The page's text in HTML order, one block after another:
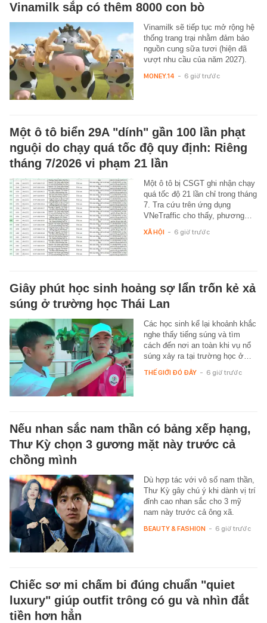
Vinamilk sắp có thêm 8000 con bò
Vinamilk sẽ tiếp tục mở rộng hệ
thống trang trại nhằm đảm bảo
nguồn cung sữa tươi (hiện đã
vượt nhu cầu của năm 2027).
MONEY.14 - 6 giờ trước
Một ô tô biển 29A "dính" gần 100 lần phạt
nguội do chạy quá tốc độ quy định: Riêng
tháng 7/2026 vi phạm 21 lần
Một ô tô bị CSGT ghi nhận chạy
quá tốc độ 21 lần chỉ trong tháng
7. Tra cứu trên ứng dụng
VNeTraffic cho thấy, phương…
XÃ HỘI - 6 giờ trước
Giây phút học sinh hoảng sợ lẩn trốn kẻ xả
súng ở trường học Thái Lan
Các học sinh kể lại khoảnh khắc
nghe thấy tiếng súng và tìm
cách đến nơi an toàn khi vụ nổ
súng xảy ra tại trường học ở…
THẾ GIỚI ĐÓ ĐÂY - 6 giờ trước
Nếu nhan sắc nam thần có bảng xếp hạng,
Thư Kỳ chọn 3 gương mặt này trước cả
chồng mình
Dù hợp tác với vô số nam thần,
Thư Kỳ gây chú ý khi dành vị trí
đỉnh cao nhan sắc cho 3 mỹ
nam này trước cả ông xã.
BEAUTY & FASHION - 6 giờ trước
Chiếc sơ mi chấm bi đúng chuẩn "quiet
luxury" giúp outfit trông có gu và nhìn đắt
tiền hơn hẳn